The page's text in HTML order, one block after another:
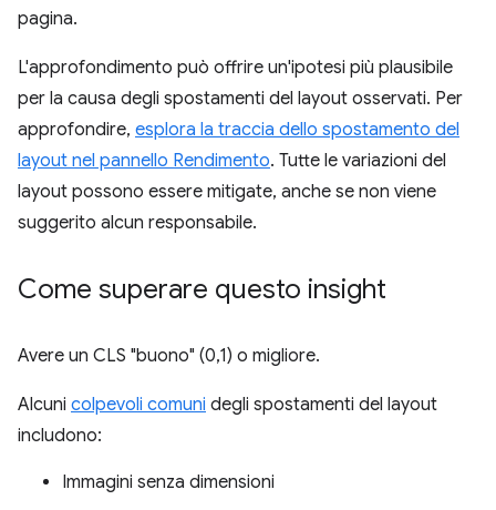
pagina.
L'approfondimento può offrire un'ipotesi più plausibile
per la causa degli spostamenti del layout osservati. Per
approfondire, esplora la traccia dello spostamento del
layout nel pannello Rendimento. Tutte le variazioni del
layout possono essere mitigate, anche se non viene
suggerito alcun responsabile.
Come superare questo insight
Avere un CLS "buono" (0,1) o migliore.
Alcuni colpevoli comuni degli spostamenti del layout
includono:
Immagini senza dimensioni